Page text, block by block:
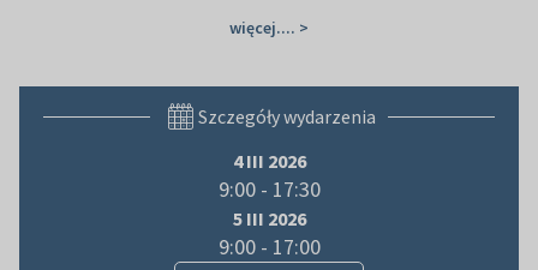
więcej.... >
Szczegóły wydarzenia
4 III 2026
9:00 - 17:30
5 III 2026
9:00 - 17:00